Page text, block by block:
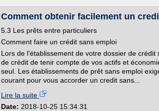
Comment obtenir facilement un
5.3 Les prêts entre particuliers
Comment faire un crédit sans emploi
Lors de l'établissement de votre dossier de
de crédit de tenir compte de vos actifs et
seul. Les établissements de prêt sans emploi
courant pour vous accorder un credit sans...
Lire la suite
Date: 2018-10-25 15:34:31